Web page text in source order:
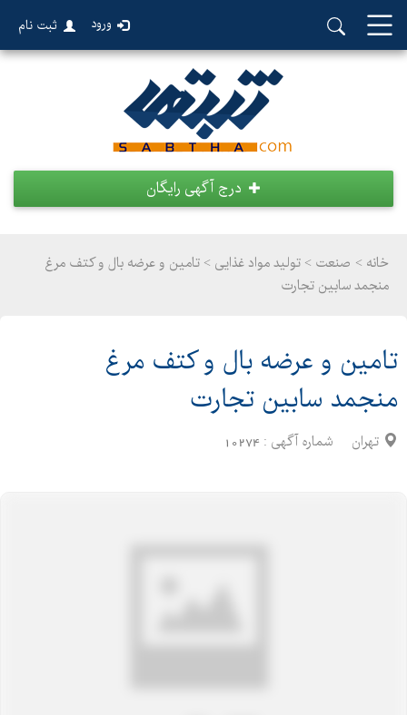
ورود ثبت نام
درج آگهی رایگان
خانه > صنعت > تولید مواد غذایی > تامین و عرضه بال و کتف مرغ
منجمد سابین تجارت
تامین و عرضه بال و کتف مرغ
منجمد سابین تجارت
تهران شماره آگهی : 10274